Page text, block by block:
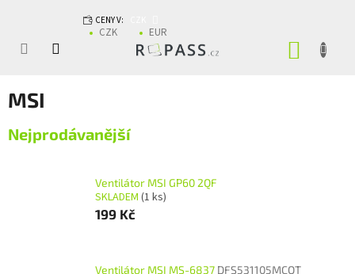
CENY V:
CZK EUR
MSI
Nejprodávanější
Ventilátor MSI GP60 2QF
SKLADEM (1 ks)
199 Kč
Ventilátor MSI MS-6837 DFS531105MCOT